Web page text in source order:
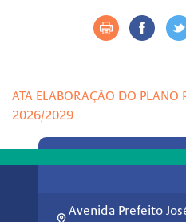
ATA ELABORAÇÃO DO PLANO
2026/2029
Avenida Prefeito